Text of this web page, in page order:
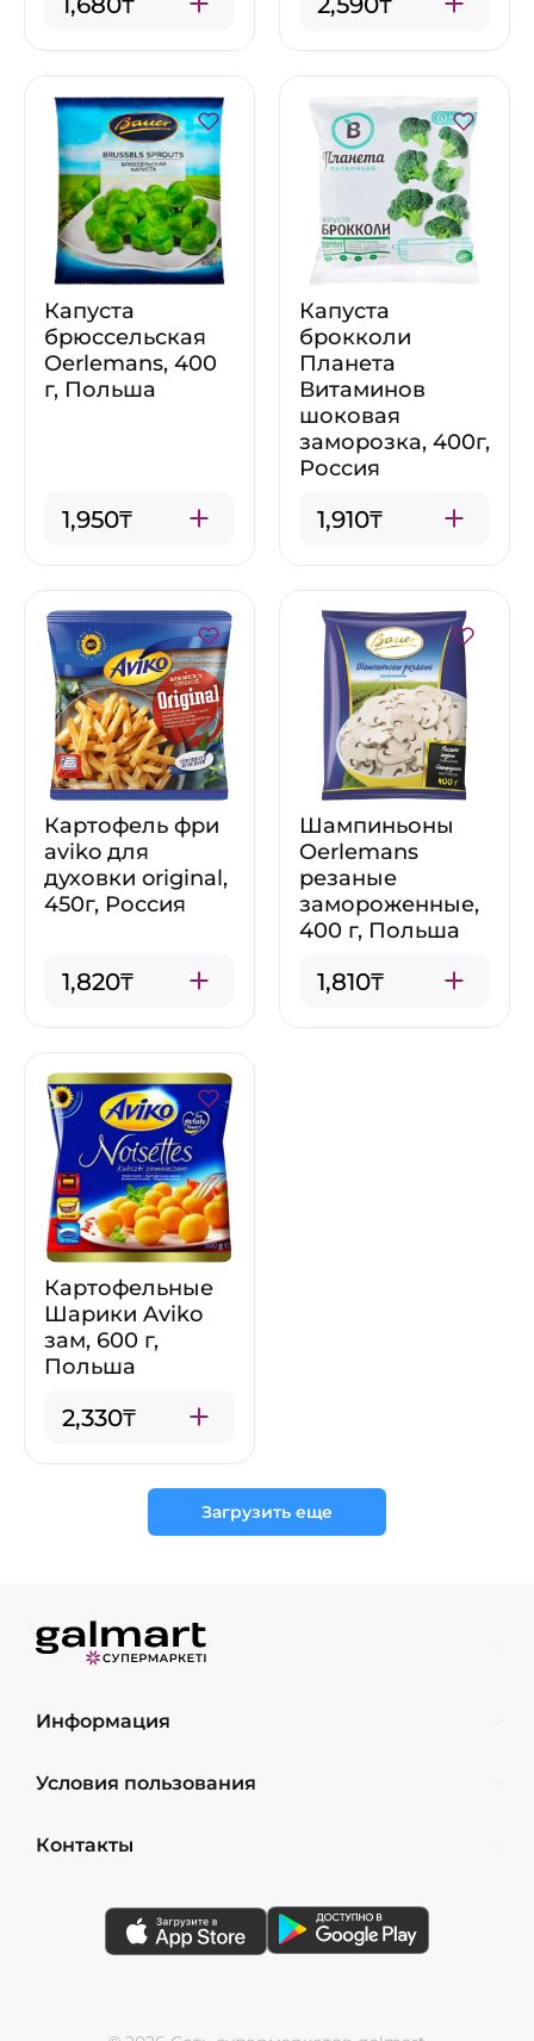
Капуста
брюссельская
Oerlemans, 400
г, Польша
1,950₸
Капуста
брокколи
Планета
Витаминов
шоковая
заморозка, 400г,
Россия
1,910₸
Картофель фри
aviko для
духовки original,
450г, Россия
1,820₸
Шампиньоны
Oerlemans
резаные
замороженные,
400 г, Польша
1,810₸
Картофельные
Шарики Aviko
зам, 600 г,
Польша
2,330₸
Загрузить еще
Информация
Условия пользования
Контакты